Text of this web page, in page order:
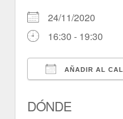
24/11/2020
16:30 - 19:30
AÑADIR AL
DÓNDE